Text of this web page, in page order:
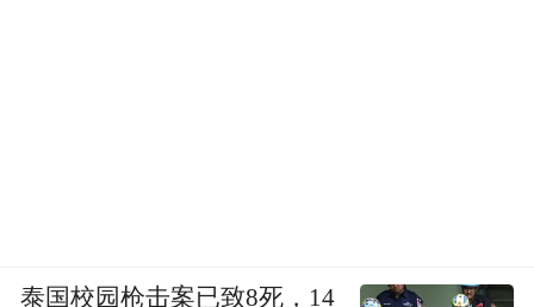
泰国校园枪击案已致8死，14